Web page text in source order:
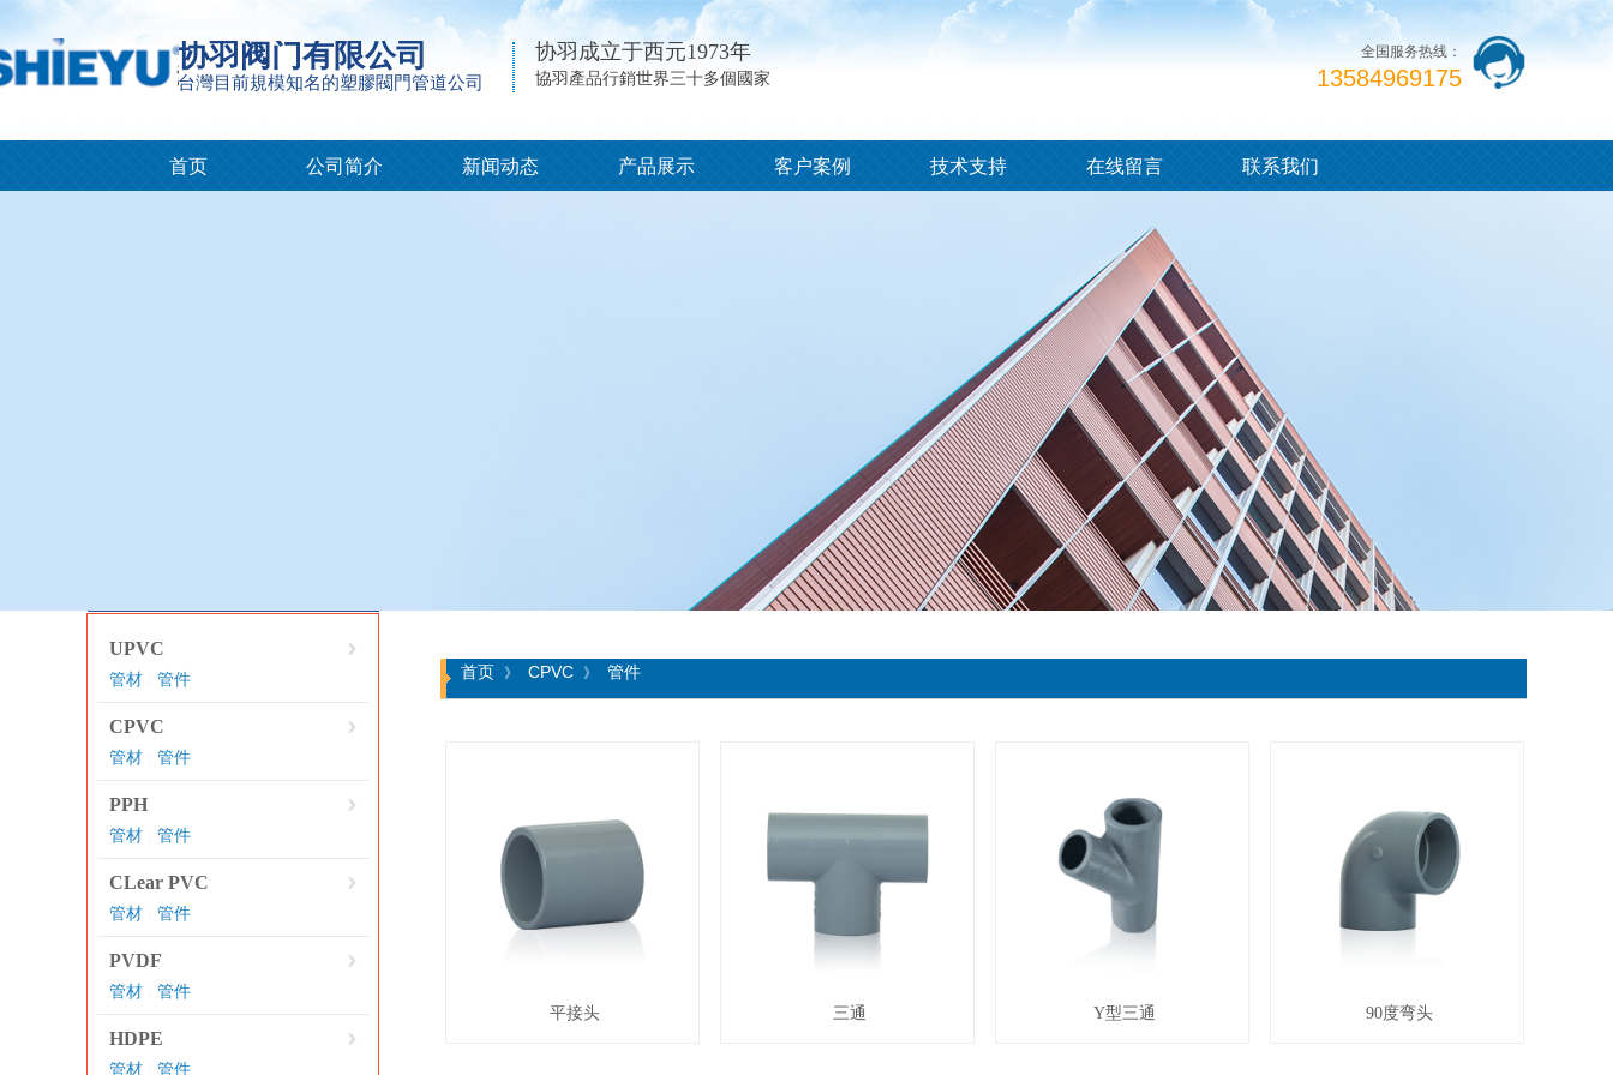
首页 公司简介 新闻动态 产品展示 客户案例 技术支持 在线留言 联系我们
协羽阀门有限公司
台灣目前規模知名的塑膠閥門管道公司
全国服务热线：
13584969175
协羽成立于西元1973年
協羽產品行銷世界三十多個國家
UPVC
管材 管件
CPVC
管材 管件
PPH
管材 管件
CLear PVC
管材 管件
PVDF
管材 管件
HDPE
管材 管件
首页 》 CPVC 》 管件
平接头 三通 Y型三通 90度弯头